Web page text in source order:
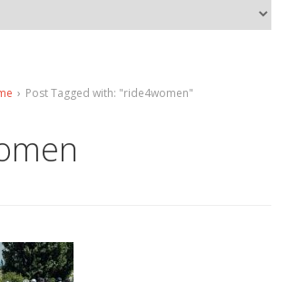
› Post Tagged with: "ride4women"